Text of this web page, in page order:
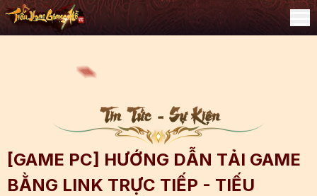
[GAME PC] HƯỚNG DẪN TẢI GAME
BẰNG LINK TRỰC TIẾP - TIẾU